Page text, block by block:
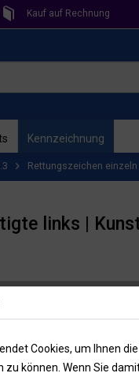
Kauf auf Rechnung
Kennzeichnung
Rettungszeichen einzeln
links |
Cookies, um Ihnen
zu können. Wenn Sie